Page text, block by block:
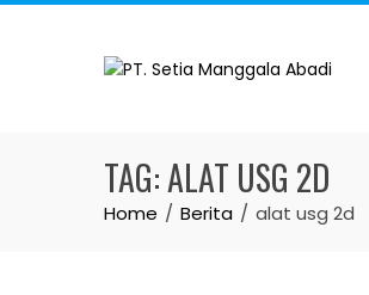
Skip
TAG:ALAT USG 2D
Home Berita alat usg 2d